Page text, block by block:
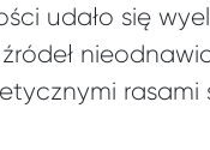
udało się
rasami